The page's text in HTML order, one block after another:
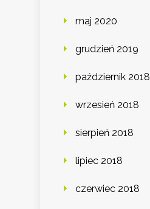
maj 2020
grudzień 2019
październik 2018
wrzesień 2018
sierpień 2018
lipiec 2018
czerwiec 2018